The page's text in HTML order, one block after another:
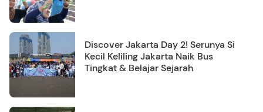
Discover Jakarta Day 2! Serunya Si
Kecil Keliling Jakarta Naik Bus
Tingkat & Belajar Sejarah